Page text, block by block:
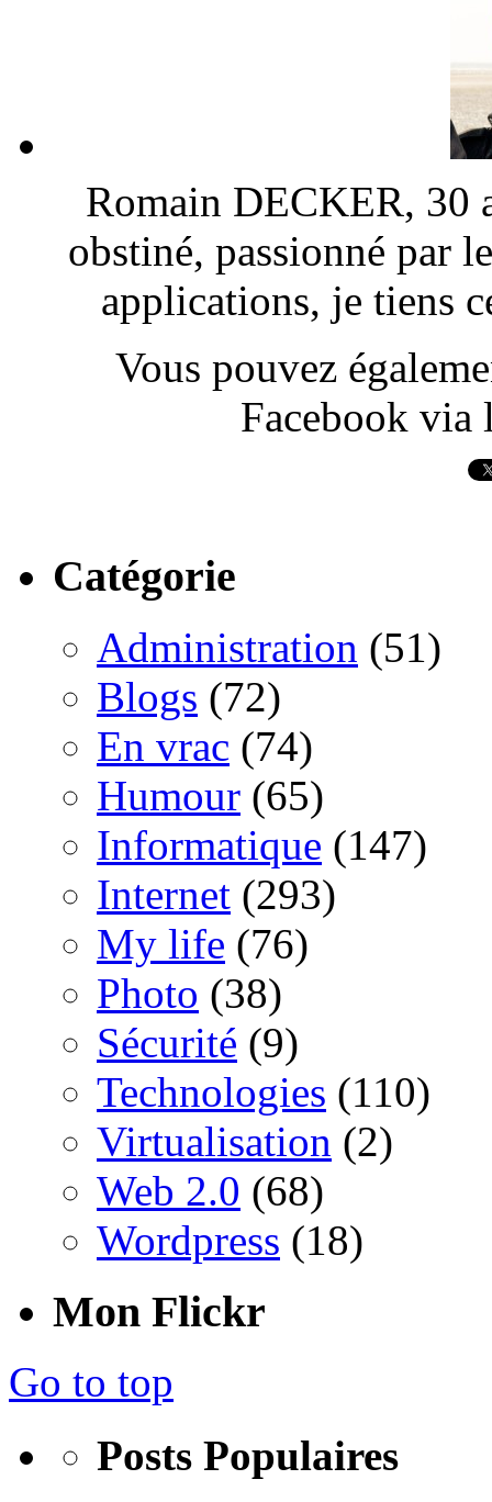
Romain DECKER, 30
obstiné, passionné par
applications, je tiens
Vous pouvez
Facebook via
Catégorie
Administration (51)
Blogs (72)
En vrac (74)
Humour (65)
Informatique (147)
Internet (293)
My life (76)
Photo (38)
Sécurité (9)
Technologies (110)
Virtualisation (2)
Web 2.0 (68)
Wordpress (18)
Mon Flickr
Go to top
Posts Populaires